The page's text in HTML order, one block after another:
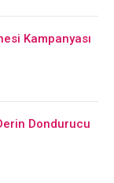
Kampanyası
Dondurucu